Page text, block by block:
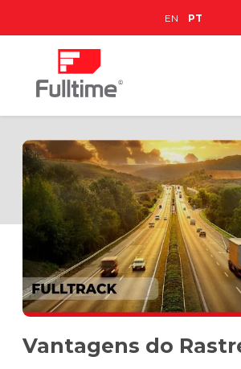
EN PT
Vantagens do